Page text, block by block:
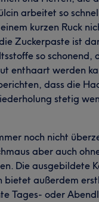
arbeitet so
kurzen Ruck
Zuckerpaste ist
so schonend,
enthaart werden
dass die
stetig
noch nicht
aber auch
Die ausgebildete
bietet außerdem
Tages- oder